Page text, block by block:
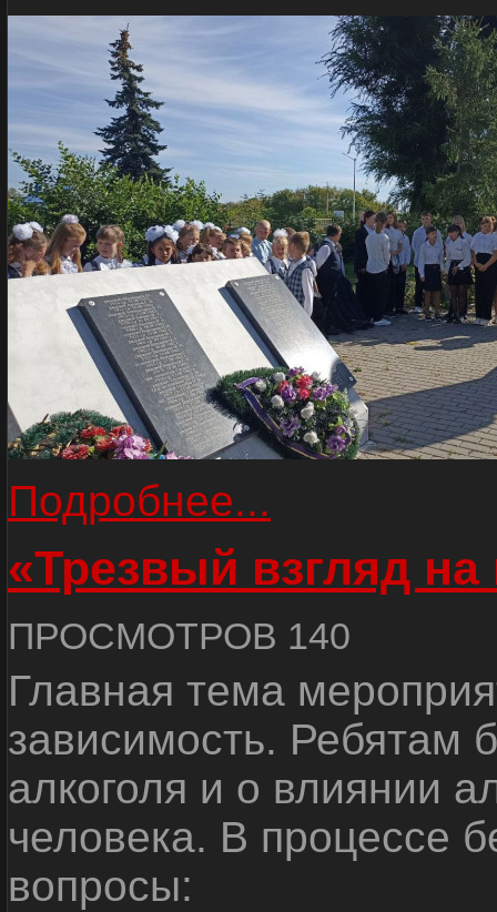
Подробнее...
«Трезвый взгляд на
ПРОСМОТРОВ 140
Главная тема
зависимость. Ребятам
алкоголя и о влиянии
человека. В процессе
вопросы: